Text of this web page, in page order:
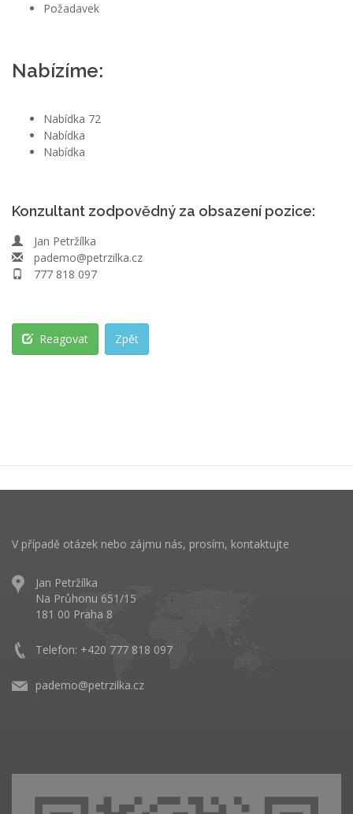
Požadavek
Nabízíme:
Nabídka 72
Nabídka
Nabídka
Konzultant zodpovědný za obsazení pozice:
Jan Petržílka
pademo@petrzilka.cz
777 818 097
Reagovat Zpět
V případě otázek nebo zájmu nás, prosím, kontaktujte
Jan Petržílka
Na Průhonu 651/15
181 00 Praha 8
Telefon: +420 777 818 097
pademo@petrzilka.cz